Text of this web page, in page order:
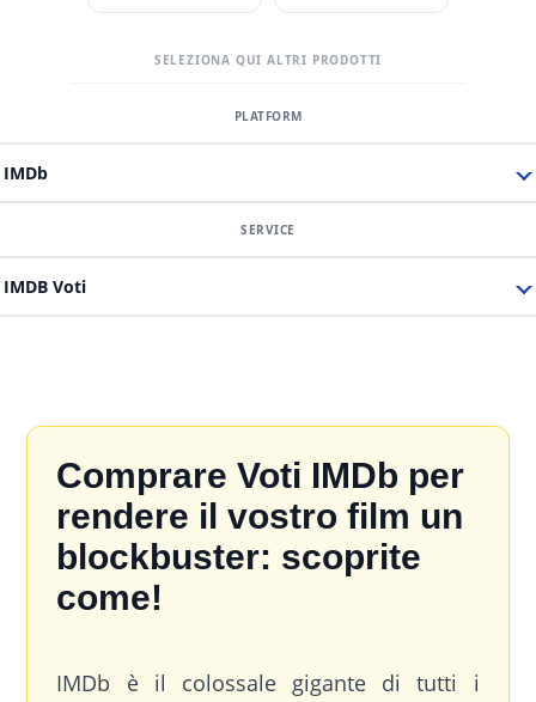
SELEZIONA QUI ALTRI PRODOTTI
IMDb
IMDB Voti
Comprare Voti IMDb per
rendere il vostro film un
blockbuster: scoprite
come!
IMDb è il colossale gigante di tutti i